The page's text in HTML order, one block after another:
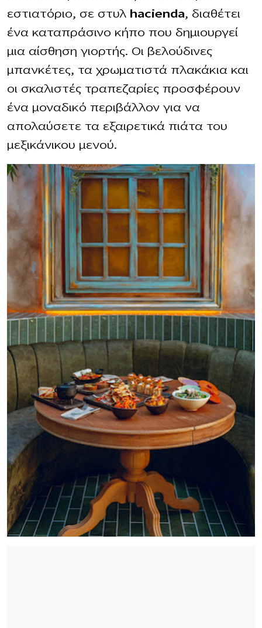
εστιατόριο, σε στυλ hacienda, διαθέτει
ένα καταπράσινο κήπο που δημιουργεί
μια αίσθηση γιορτής. Οι βελούδινες
μπανκέτες, τα χρωματιστά πλακάκια και
οι σκαλιστές τραπεζαρίες προσφέρουν
ένα μοναδικό περιβάλλον για να
απολαύσετε τα εξαιρετικά πιάτα του
μεξικάνικου μενού.